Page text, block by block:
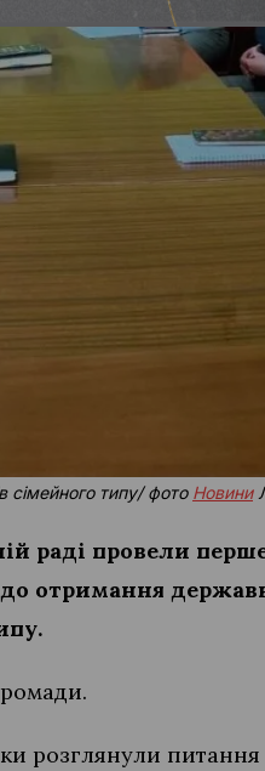
сімейного типу/ фото Новини
раді провели перше
отримання
розглянули